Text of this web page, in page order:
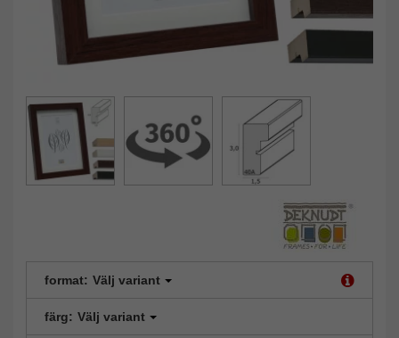
format: Välj variant
färg: Välj variant